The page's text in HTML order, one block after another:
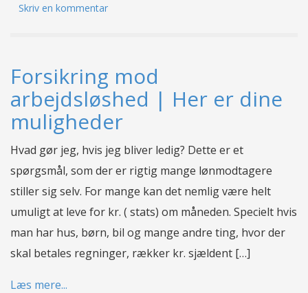
Skriv en kommentar
Forsikring mod
arbejdsløshed | Her er dine
muligheder
Hvad gør jeg, hvis jeg bliver ledig? Dette er et
spørgsmål, som der er rigtig mange lønmodtagere
stiller sig selv. For mange kan det nemlig være helt
umuligt at leve for kr. ( stats) om måneden. Specielt hvis
man har hus, børn, bil og mange andre ting, hvor der
skal betales regninger, rækker kr. sjældent […]
Læs mere...